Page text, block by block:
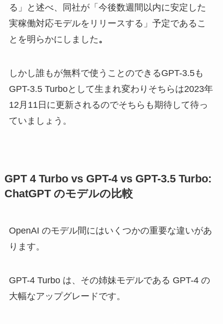
る」と述べ、同社が「今後数週間以内に安定した
実稼働対応モデルをリリースする」予定であるこ
とを明らかにしました 。
しかし誰もが無料で使うことのできるGPT-3.5も
GPT-3.5 Turboとして生まれ変わりそちらは2023年
12月11日に更新されるのでそちらも期待して待っ
ていましょう。
GPT 4 Turbo vs GPT-4 vs GPT-3.5 Turbo:
ChatGPT のモデルの比較
OpenAI のモデル間にはいくつかの重要な違いがあ
ります。
GPT-4 Turbo は、その姉妹モデルである GPT-4 の
大幅なアップグレードです。